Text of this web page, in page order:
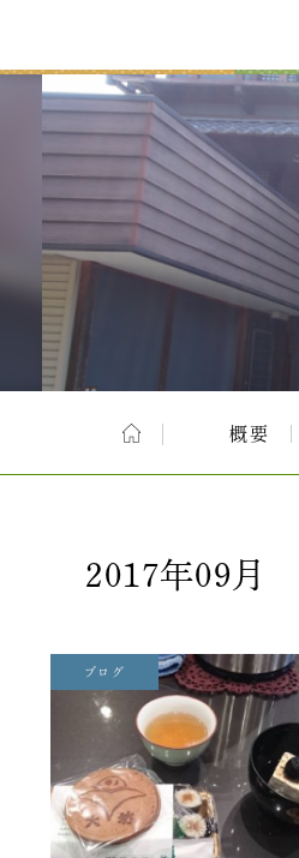
概要
2017年09月
ブログ